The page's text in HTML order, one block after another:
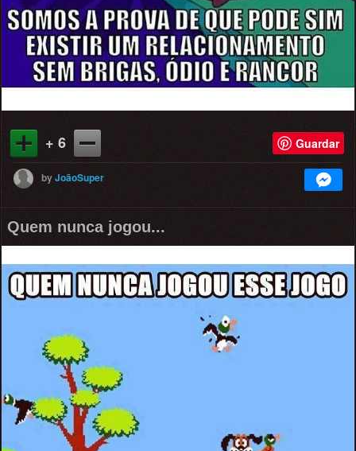
+ 6 Guardar
byJoãoSuper
Quem nunca jogou...